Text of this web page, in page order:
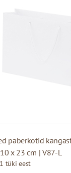
x 23 cm | V87-L
tüki eest